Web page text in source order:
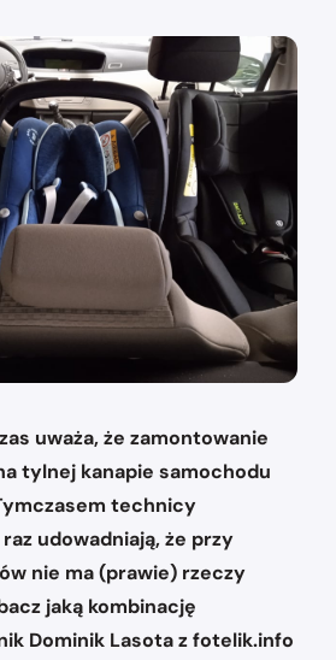
uważa, że zamontowanie
tylnej kanapie samochodu
technicy
udowadniają, że przy
nie ma (prawie) rzeczy
jaką kombinację
Dominik Lasota z fotelik.info